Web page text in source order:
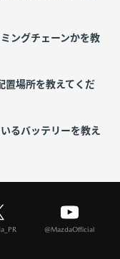
ングチェーンかを教
置場所を教えてくだ
るバッテリーを教え
@MazdaOfficial